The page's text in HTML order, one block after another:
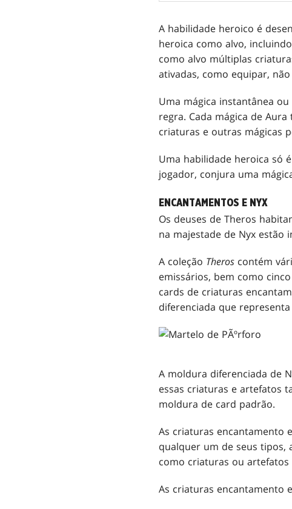
A habilidade heroico é
heroica como alvo,
como alvo múltiplas
ativadas, como equipar,
Uma mágica instantânea
regra. Cada mágica de
criaturas e outras mágicas
Uma habilidade heroica só
jogador, conjura uma
ENCANTAMENTOS E NYX
Os deuses de Theros
na majestade de Nyx estão
A coleção Theros contém
emissários, bem como
cards de criaturas
diferenciada que
A moldura diferenciada de
essas criaturas e artefatos
moldura de card padrão.
As criaturas encantamento
qualquer um de seus tipos,
como criaturas ou artefatos
As criaturas encantamento